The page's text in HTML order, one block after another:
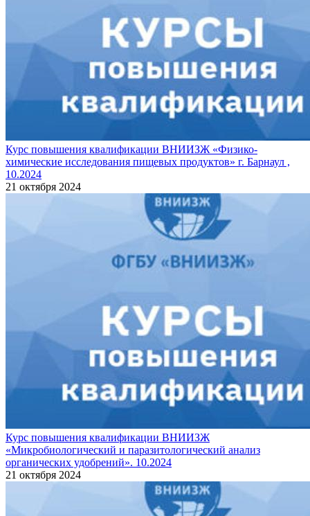
Курс повышения квалификации ВНИИЗЖ «Физико-
химические исследования пищевых продуктов» г. Барнаул ,
10.2024
21 октября 2024
Курс повышения квалификации ВНИИЗЖ
«Микробиологический и паразитологический анализ
органических удобрений». 10.2024
21 октября 2024